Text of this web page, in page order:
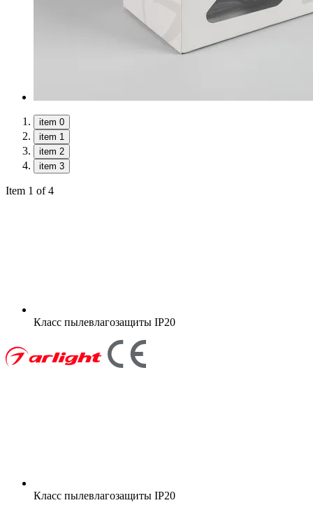
item 0
item 1
item 2
item 3
Item 1 of 4
Класс пылевлагозащиты IP20
Класс пылевлагозащиты IP20